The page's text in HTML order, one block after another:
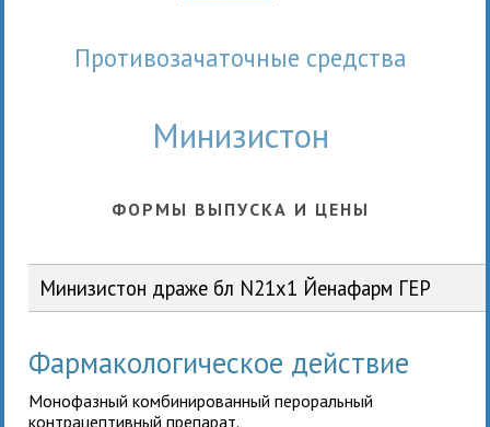
противозачаточные средства
Минизистон
ФОРМЫ ВЫПУСКА И ЦЕНЫ
Минизистон драже бл N21x1 Йенафарм ГЕР
Фармакологическое действие
Монофазный комбинированный пероральный
контрацептивный препарат.